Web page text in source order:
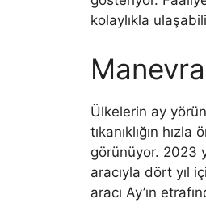
kolaylıkla
Ülkelerin ay
tıkanıklığın
görünüyor. 2023
aracıyla dört yıl
aracı Ay’ın